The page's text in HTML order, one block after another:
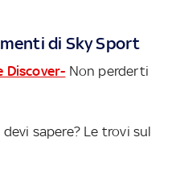
di Sky Sport
Discover- Non perderti
sapere? Le trovi sul